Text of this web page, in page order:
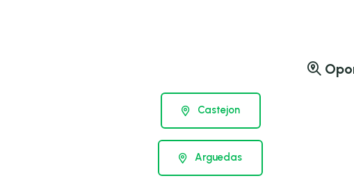
Castejon
Arguedas